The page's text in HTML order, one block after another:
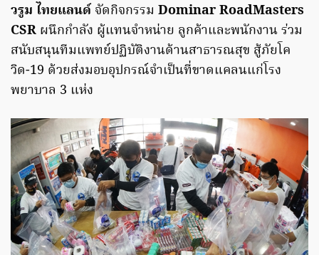
วรูม ไทยแลนด์ จัดกิจกรรม Dominar RoadMasters
CSR ผนึกกำลัง ผู้แทนจำหน่าย ลูกค้าและพนักงาน ร่วม
สนับสนุนทีมแพทย์ปฏิบัติงานด้านสาธารณสุข สู้ภัยโค
วิด-19 ด้วยส่งมอบอุปกรณ์จำเป็นที่ขาดแคลนแก่โรง
พยาบาล 3 แห่ง